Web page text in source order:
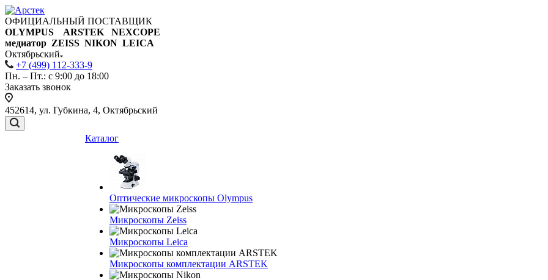
ОФИЦИАЛЬНЫЙ ПОСТАВЩИК
OLYMPUS ARSTEK NEXCOPE
медиатор ZEISS NIKON LEICA
Октябрьский
+7 (499) 112-333-9
Пн. – Пт.: с 9:00 до 18:00
Заказать звонок
452614, ул. Губкина, 4, Октябрьский
Каталог
Оптические микроскопы Olympus
Микроскопы Zeiss
Микроскопы Leica
Микроскопы комплектации ARSTEK